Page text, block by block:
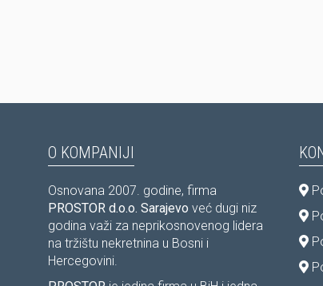
O KOMPANIJI
Osnovana 2007. godine, firma
PROSTOR d.o.o. Sarajevo već dugi niz
godina važi za neprikosnovenog lidera
na tržištu nekretnina u Bosni i
Hercegovini.